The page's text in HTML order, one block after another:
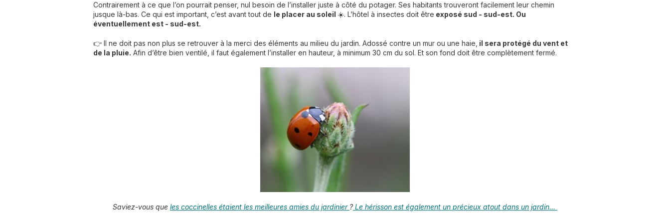
Contrairement à ce que l’on pourrait penser, nul besoin de l’installer juste à côté du potager. Ses habitants trouveront facilement leur chemin
jusque là-bas. Ce qui est important, c’est avant tout de le placer au soleil ☀️. L’hôtel à insectes doit être exposé sud - sud-est. Ou
éventuellement est - sud-est.
👉 Il ne doit pas non plus se retrouver à la merci des éléments au milieu du jardin. Adossé contre un mur ou une haie, il sera protégé du vent et
de la pluie. Afin d’être bien ventilé, il faut également l’installer en hauteur, à minimum 30 cm du sol. Et son fond doit être complètement fermé.
Saviez-vous que les coccinelles étaient les meilleures amies du jardinier ? Le hérisson est également un précieux atout dans un jardin...